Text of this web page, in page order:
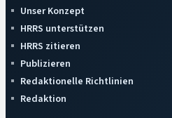
Unser Konzept
HRRS unterstützen
HRRS zitieren
Publizieren
Redaktionelle Richtlinien
Redaktion